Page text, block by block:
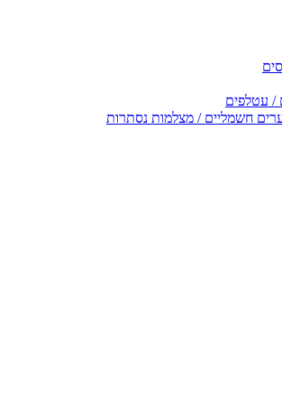
/ עטלפים
חשמליים / מצלמות נסתרות